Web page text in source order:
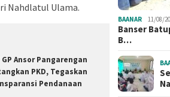
Nahdlatul Ulama.
GP Ansor Pangarengan
PKD, Tegaskan
Pendanaan
BAANAR 11/08/
Banser
B…